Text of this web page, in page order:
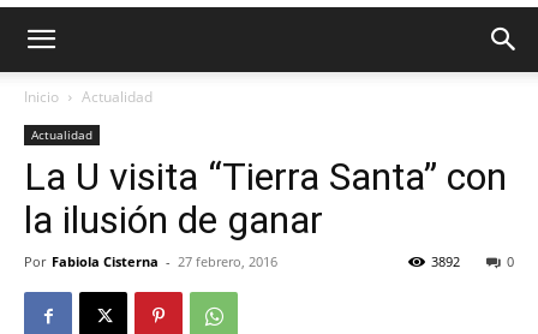
Inicio Actualidad
Actualidad
La U visita “Tierra Santa” con
la ilusión de ganar
Por Fabiola Cisterna - 27 febrero, 2016 0
3892